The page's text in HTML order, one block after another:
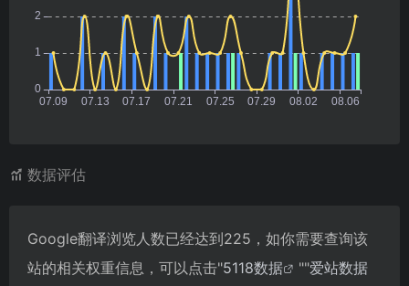
数据评估
Google翻译浏览人数已经达到225，如你需要查询该
站的相关权重信息，可以点击"5118数据 ""爱站数据